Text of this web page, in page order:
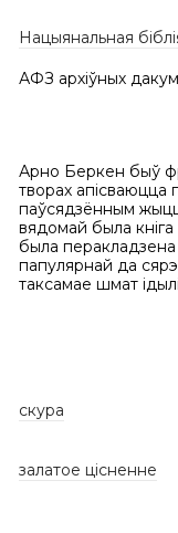
Нацыянальная
АФЗ архіўных
Арно Беркен быў
творах апісваюцца
паўсядзённым
вядомай была
была перакладзена
папулярнай да
таксамае шмат
скура
залатое цісненне